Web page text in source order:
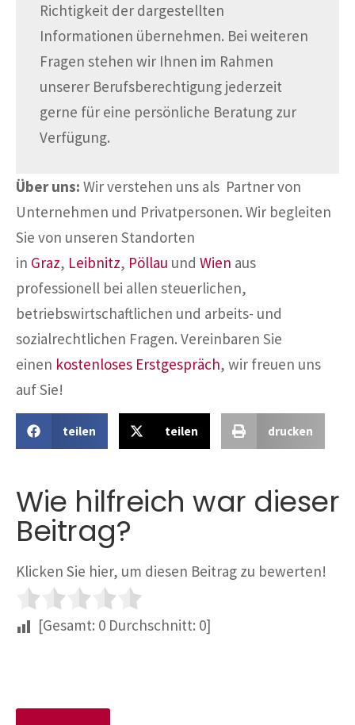
Richtigkeit der dargestellten
Informationen übernehmen. Bei weiteren
Fragen stehen wir Ihnen im Rahmen
unserer Berufsberechtigung jederzeit
gerne für eine persönliche Beratung zur
Verfügung.
Über uns: Wir verstehen uns als Partner von
Unternehmen und Privatpersonen. Wir begleiten
Sie von unseren Standorten
in Graz, Leibnitz, Pöllau und Wien aus
professionell bei allen steuerlichen,
betriebswirtschaftlichen und arbeits- und
sozialrechtlichen Fragen. Vereinbaren Sie
einen kostenloses Erstgespräch, wir freuen uns
auf Sie!
teilen teilen drucken
Wie hilfreich war dieser
Beitrag?
Klicken Sie hier, um diesen Beitrag zu bewerten!
[Gesamt: 0 Durchschnitt: 0]